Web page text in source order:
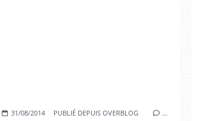
,INFOS ÉCOLO-ÉCONOS
31/08/2014 PUBLIÉ DEPUIS OVERBLOG …